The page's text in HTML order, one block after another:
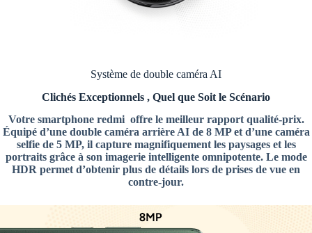
Système de double caméra AI
Clichés Exceptionnels , Quel que Soit le Scénario
Votre smartphone redmi offre le meilleur rapport qualité-prix.
Équipé d’une double caméra arrière AI de 8 MP et d’une caméra
selfie de 5 MP, il capture magnifiquement les paysages et les
portraits grâce à son imagerie intelligente omnipotente. Le mode
HDR permet d’obtenir plus de détails lors de prises de vue en
contre-jour.